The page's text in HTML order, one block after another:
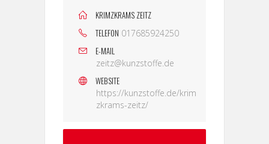
KRIMZKRAMS ZEITZ
TELEFON 017685924250
E-MAIL
zeitz@kunzstoffe.de
WEBSITE
https://kunzstoffe.de/krim
zkrams-zeitz/